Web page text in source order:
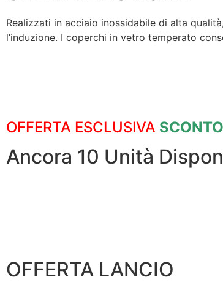
Realizzati in acciaio inossidabile di alta
l’induzione. I coperchi in vetro temperato
OFFERTA ESCLUSIVA
Ancora 10 Unità
OFFERTA LANCIO